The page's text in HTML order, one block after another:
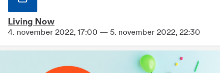
Living Now
4. november 2022, 17:00 — 5. november 2022, 22:30